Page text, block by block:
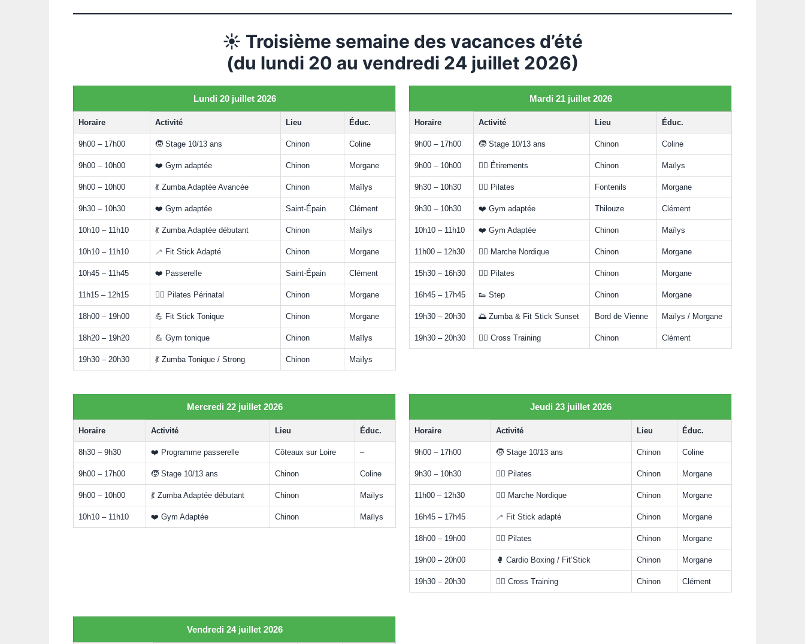
☀️ Troisième semaine des vacances d’été
(du lundi 20 au vendredi 24 juillet 2026)
Lundi 20 juillet 2026
Horaire Activité Lieu Éduc.
9h00 – 17h00 🧒 Stage 10/13 ans Chinon Coline
9h00 – 10h00 ❤️ Gym adaptée Chinon Morgane
9h00 – 10h00 💃 Zumba Adaptée Avancée Chinon Maïlys
9h30 – 10h30 ❤️ Gym adaptée Saint-Épain Clément
10h10 – 11h10 💃 Zumba Adaptée débutant Chinon Maïlys
10h10 – 11h10 🦯 Fit Stick Adapté Chinon Morgane
10h45 – 11h45 ❤️ Passerelle Saint-Épain Clément
11h15 – 12h15 🧘‍♀️ Pilates Périnatal Chinon Morgane
18h00 – 19h00 💪 Fit Stick Tonique Chinon Morgane
18h20 – 19h20 💪 Gym tonique Chinon Maïlys
19h30 – 20h30 💃 Zumba Tonique / Strong Chinon Maïlys
Mardi 21 juillet 2026
Horaire Activité Lieu Éduc.
9h00 – 17h00 🧒 Stage 10/13 ans Chinon Coline
9h00 – 10h00 🧘‍♀️ Étirements Chinon Maïlys
9h30 – 10h30 🧘‍♀️ Pilates Fontenils Morgane
9h30 – 10h30 ❤️ Gym adaptée Thilouze Clément
10h10 – 11h10 ❤️ Gym Adaptée Chinon Maïlys
11h00 – 12h30 🚶‍♀️ Marche Nordique Chinon Morgane
15h30 – 16h30 🧘‍♀️ Pilates Chinon Morgane
16h45 – 17h45 👟 Step Chinon Morgane
19h30 – 20h30 🌅 Zumba & Fit Stick Sunset Bord de Vienne Maïlys / Morgane
19h30 – 20h30 🏋️‍♂️ Cross Training Chinon Clément
Mercredi 22 juillet 2026
Horaire Activité Lieu Éduc.
8h30 – 9h30 ❤️ Programme passerelle Côteaux sur Loire –
9h00 – 17h00 🧒 Stage 10/13 ans Chinon Coline
9h00 – 10h00 💃 Zumba Adaptée débutant Chinon Maïlys
10h10 – 11h10 ❤️ Gym Adaptée Chinon Maïlys
Jeudi 23 juillet 2026
Horaire Activité Lieu Éduc.
9h00 – 17h00 🧒 Stage 10/13 ans Chinon Coline
9h30 – 10h30 🧘‍♀️ Pilates Chinon Morgane
11h00 – 12h30 🚶‍♀️ Marche Nordique Chinon Morgane
16h45 – 17h45 🦯 Fit Stick adapté Chinon Morgane
18h00 – 19h00 🧘‍♀️ Pilates Chinon Morgane
19h00 – 20h00 🥊 Cardio Boxing / Fit’Stick Chinon Morgane
19h30 – 20h30 🏋️‍♂️ Cross Training Chinon Clément
Vendredi 24 juillet 2026